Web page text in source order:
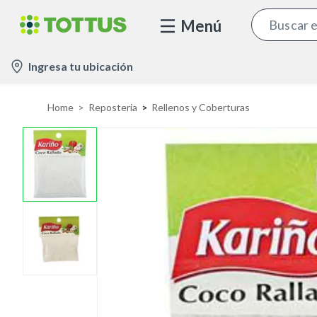
Menú
Ingresa tu ubicación
Home Reposteria Rellenos y Coberturas